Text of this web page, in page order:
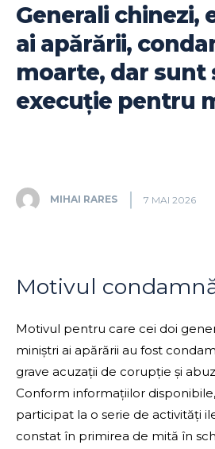
Generali chinezi,
ai apărării,
moarte, dar sunt
execuție pentru
MIHAI RARES 7 MAI 2026
Motivul
Motivul pentru care cei doi
miniștri ai apărării au fost
grave acuzații de corupție și
Conform informațiilor
participat la o serie de activități
constat în primirea de mită în